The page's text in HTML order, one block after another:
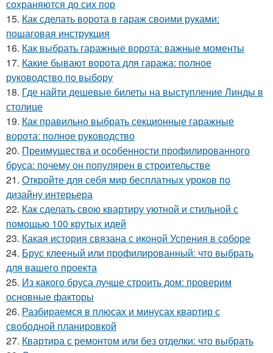
сохраняются до сих пор
15. Как сделать ворота в гараж своими руками:
пошаговая инструкция
16. Как выбрать гаражные ворота: важные моменты
17. Какие бывают ворота для гаража: полное
руководство по выбору
18. Где найти дешевые билеты на выступление Линды в
столице
19. Как правильно выбрать секционные гаражные
ворота: полное руководство
20. Преимущества и особенности профилированного
бруса: почему он популярен в строительстве
21. Откройте для себя мир бесплатных уроков по
дизайну интерьера
22. Как сделать свою квартиру уютной и стильной с
помощью 100 крутых идей
23. Какая история связана с иконой Успения в соборе
24. Брус клееный или профилированный: что выбрать
для вашего проекта
25. Из какого бруса лучше строить дом: проверим
основные факторы
26. Разбираемся в плюсах и минусах квартир с
свободной планировкой
27. Квартира с ремонтом или без отделки: что выбрать